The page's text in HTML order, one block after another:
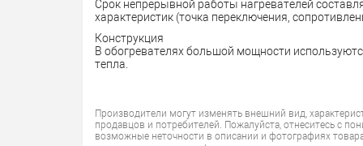
Срок непрерывной работы нагревателей
характеристик (точка переключения,
Конструкция
В обогревателях большой мощности
тепла.
Производители могут изменять внешний вид,
продавцов и потребителей. Пожалуйста, отнеситесь с
возможные неточности в описании и фотографиях